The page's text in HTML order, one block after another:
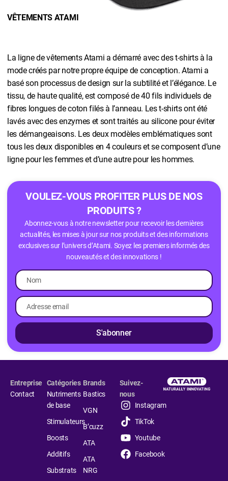
VÊTEMENTS ATAMI
La ligne de vêtements Atami a démarré avec des t-shirts à la
mode créés par notre propre équipe de conception. Atami a
basé son processus de design sur la subtilité et l’élégance. Le
tissu, de haute qualité, est composé de 40 fils individuels de
fibres longues de coton filés à l’anneau. Les t-shirts ont été
lavés avec des enzymes et sont traités au silicone pour éviter
les démangeaisons. Les deux modèles emblématiques sont
tous les deux disponibles en 4 couleurs et se composent d’une
ligne pour les femmes et d’une autre pour les hommes.
VOULEZ-VOUS PROFITER PLUS DE NOS
PRODUITS ?
Abonnez-vous à notre newsletter pour recevoir les dernières
actualités, les mises à jour sur nos produits et des informations
exclusives sur l’univers d’Atami. Soyez les premiers informés des
nouveautés et des innovations !
S'abonner
Entreprise
Contact
Catégories
Nutriments
de base
Stimulateurs
Boosts
Additifs
Substrats
Brands
Bastics
VGN
B’cuzz
ATA
ATA
NRG
Suivez-
nous
Instagram
TikTok
Youtube
Facebook